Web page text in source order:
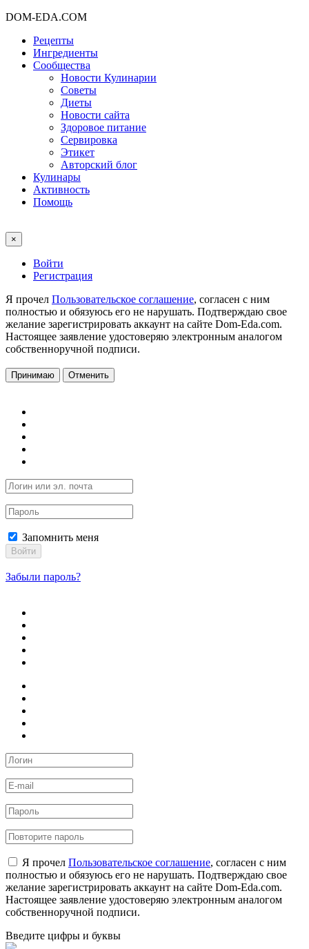
DOM-EDA.COM
Рецепты
Ингредиенты
Сообщества
Новости Кулинарии
Советы
Диеты
Новости сайта
Здоровое питание
Сервировка
Этикет
Авторский блог
Кулинары
Активность
Помощь
×
Войти
Регистрация
Я прочел Пользовательское соглашение, согласен с ним
полностью и обязуюсь его не нарушать. Подтверждаю свое
желание зарегистрировать аккаунт на сайте Dom-Eda.com.
Настоящее заявление удостоверяю электронным аналогом
собственноручной подписи.
Принимаю Отменить
Запомнить меня
Войти
Забыли пароль?
Я прочел Пользовательское соглашение, согласен с ним
полностью и обязуюсь его не нарушать. Подтверждаю свое
желание зарегистрировать аккаунт на сайте Dom-Eda.com.
Настоящее заявление удостоверяю электронным аналогом
собственноручной подписи.
Введите цифры и буквы